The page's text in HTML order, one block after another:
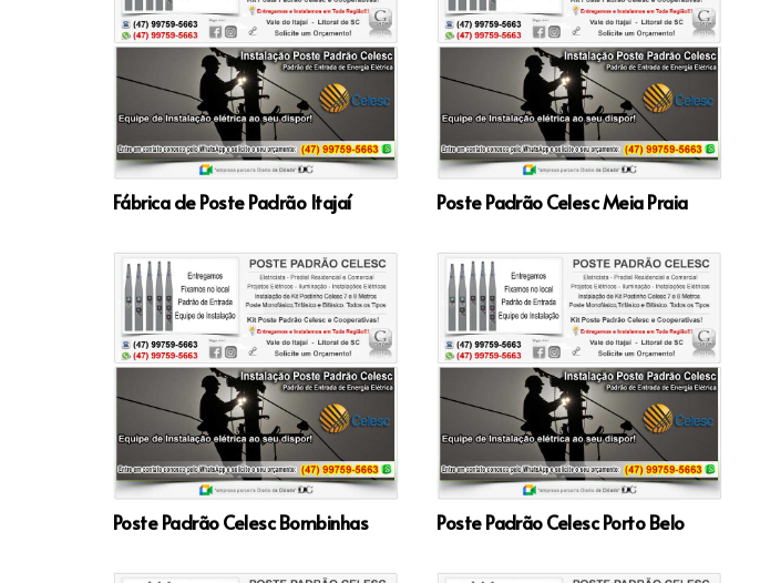
Fábrica de Poste Padrão Itajaí Poste Padrão Celesc Meia Praia
Poste Padrão Celesc Bombinhas Poste Padrão Celesc Porto Belo